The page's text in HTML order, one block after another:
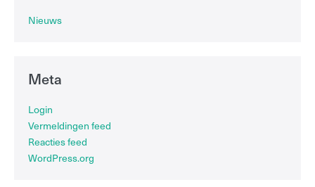
Nieuws
Meta
Login
Vermeldingen feed
Reacties feed
WordPress.org